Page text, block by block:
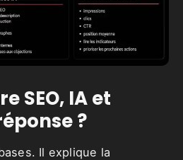
SEO, IA et
?
Il explique la